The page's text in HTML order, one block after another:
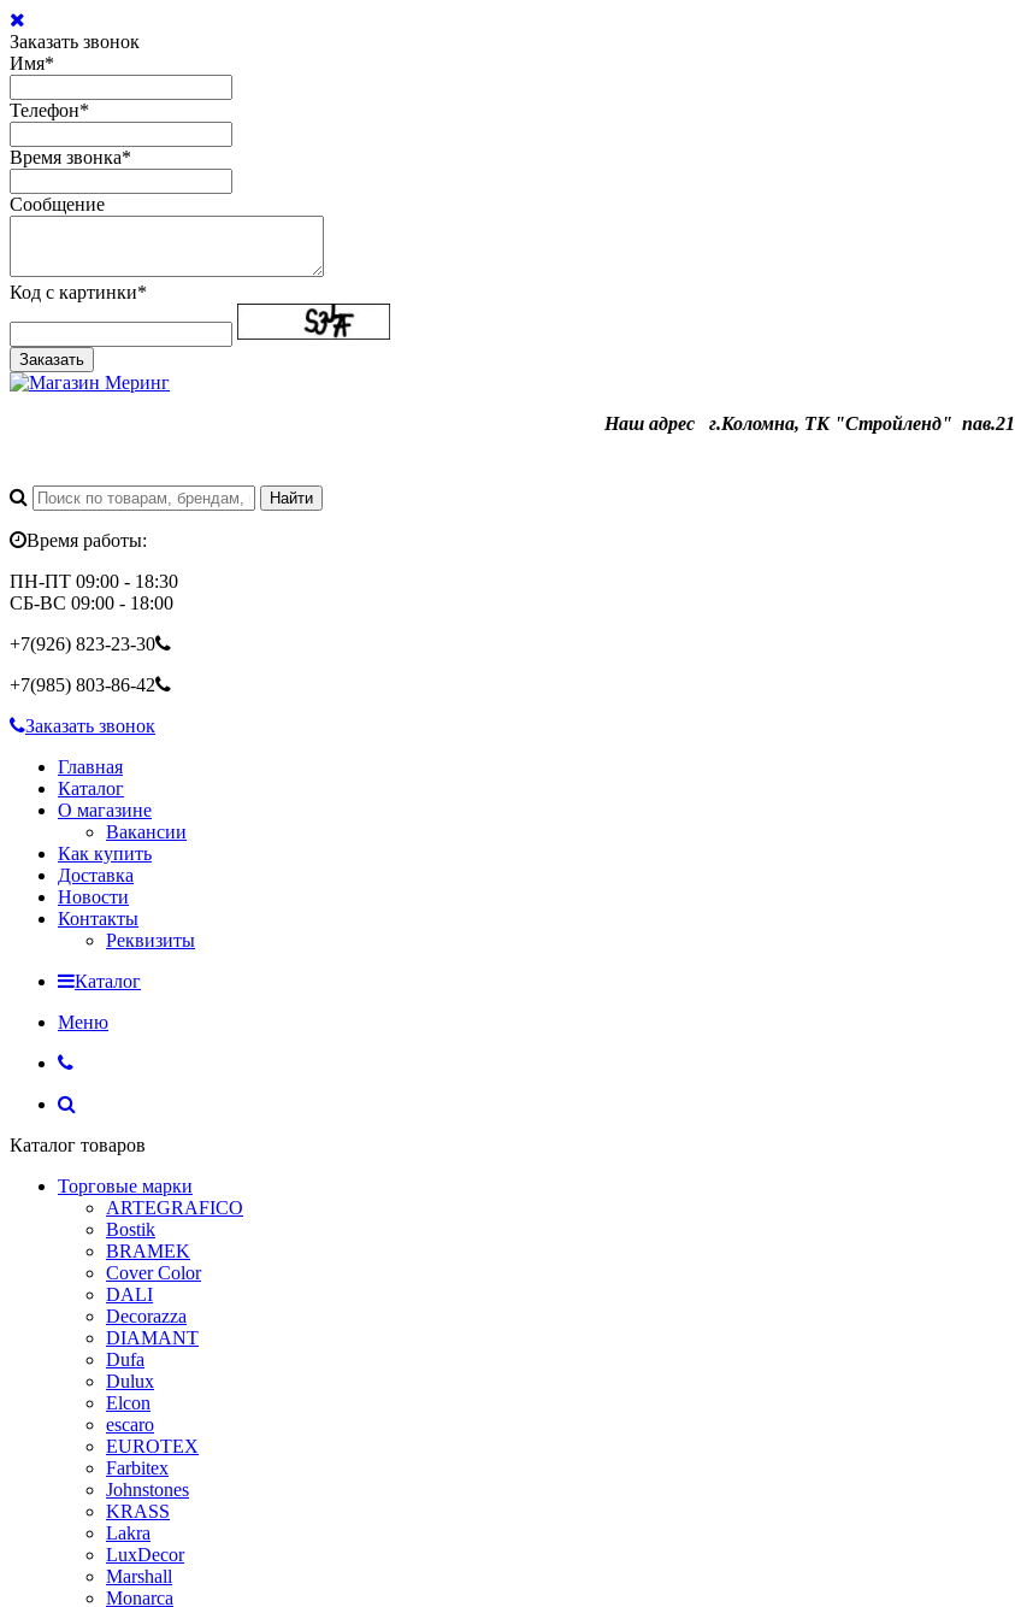
Заказать звонок
Имя*
Телефон*
Время звонка*
Сообщение
Код с картинки*
Заказать
Наш адресг.Коломна, ТК "Стройленд" пав.21
Время работы:
ПН-ПТ 09:00 - 18:30
СБ-ВС 09:00 - 18:00
+7(926) 823-23-30
+7(985) 803-86-42
Заказать звонок
Главная
Каталог
О магазине
Вакансии
Как купить
Доставка
Новости
Контакты
Реквизиты
Каталог
Меню
Каталог товаров
Торговые марки
ARTEGRAFICO
Bostik
BRAMEK
Cover Color
DALI
Decorazza
DIAMANT
Dufa
Dulux
Elcon
escaro
EUROTEX
Farbitex
Johnstones
KRASS
Lakra
LuxDecor
Marshall
Monarca